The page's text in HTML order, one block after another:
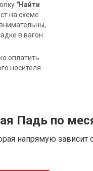
"Найти
на схеме
в вагон.
оплатить
носителя
Падь по
напрямую